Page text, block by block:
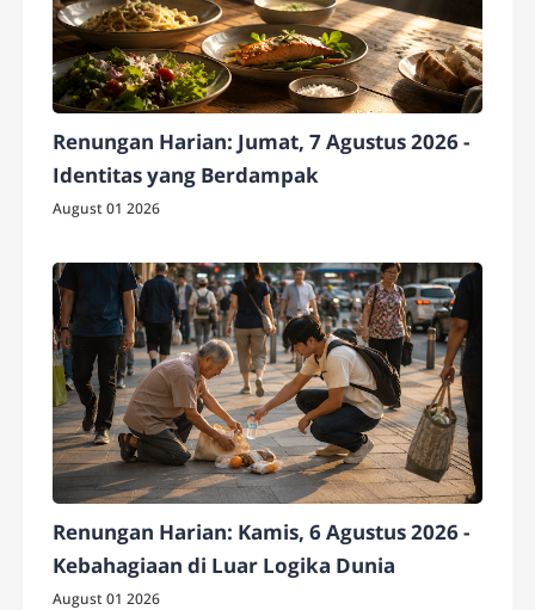
Renungan Harian: Jumat, 7 Agustus 2026 -
Identitas yang Berdampak
August 01 2026
Renungan Harian: Kamis, 6 Agustus 2026 -
Kebahagiaan di Luar Logika Dunia
August 01 2026